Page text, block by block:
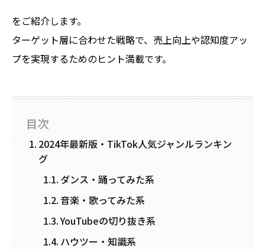
をご紹介します。
ターゲット層に合わせた戦略で、売上向上や認知度アッ
プを実現するためのヒント満載です。
目次
2024年最新版・TikTok人気ジャンルランキン
グ
ダンス・踊ってみた系
音楽・歌ってみた系
YouTubeの切り抜き系
ハウツー・知識系